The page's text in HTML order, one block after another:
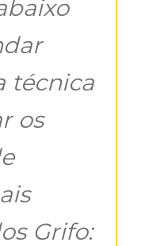
técnica
os
Grifo: